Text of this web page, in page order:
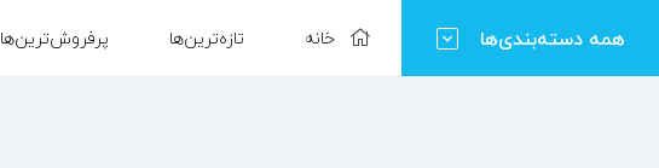
همه دسته‌بندی‌ها خانه تازه‌ترین‌ها پرفروش‌ترین‌ها